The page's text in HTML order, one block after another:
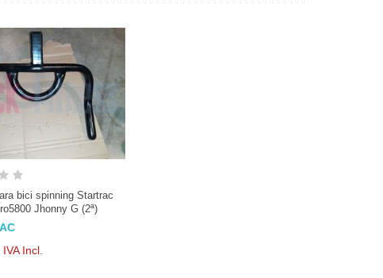
bici spinning Startrac
Jhonny G (2ª)
IVA Incl.